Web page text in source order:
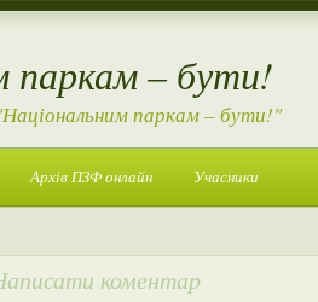
паркам – бути!
паркам – бути!"
Архів ПЗФ онлайн Учасники
коментар